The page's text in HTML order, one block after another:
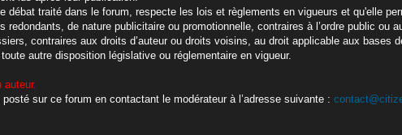
débat traité dans le forum, respecte les lois et règlements en vigueurs et qu'elle
de nature publicitaire ou promotionnelle, contraires à l’ordre public ou
contraires aux droits d’auteur ou droits voisins, au droit applicable aux bases
autre disposition législative ou réglementaire en vigueur.
auteur.
sur ce forum en contactant le modérateur à l’adresse suivante :